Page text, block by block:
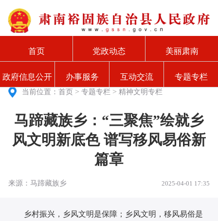
首页 党政动态 美丽肃南
政府信息公开 办事服务 互动交流 专题专栏
当前位置：首页 >专题专栏 >精神文明专栏
马蹄藏族乡：“三聚焦”绘就乡
风文明新底色 谱写移风易俗新
篇章
来源：马蹄藏族乡 2025-04-01 17:35
乡村振兴，乡风文明是保障；乡风文明，移风易俗是